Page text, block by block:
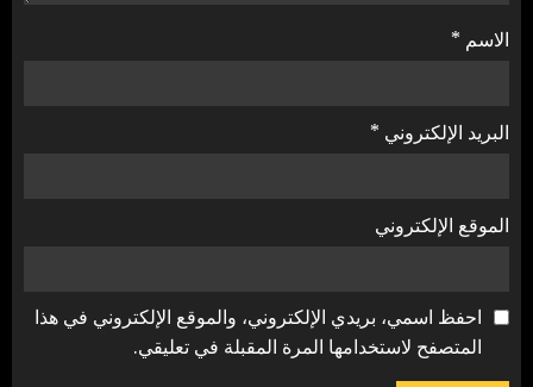
الاسم *
البريد الإلكتروني *
الموقع الإلكتروني
احفظ اسمي، بريدي الإلكتروني، والموقع الإلكتروني في هذا
المتصفح لاستخدامها المرة المقبلة في تعليقي.